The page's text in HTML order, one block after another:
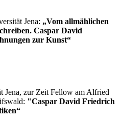
Jena: „Vom allmählichen
Caspar David
zur Kunst“
Jena, zur Zeit Fellow am Alfried
"Caspar David Friedrich